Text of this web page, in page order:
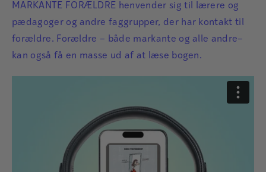
MARKANTE FORÆLDRE henvender sig til lærere og
pædagoger og andre faggrupper, der har kontakt til
forældre. Forældre – både markante og alle andre–
kan også få en masse ud af at læse bogen.